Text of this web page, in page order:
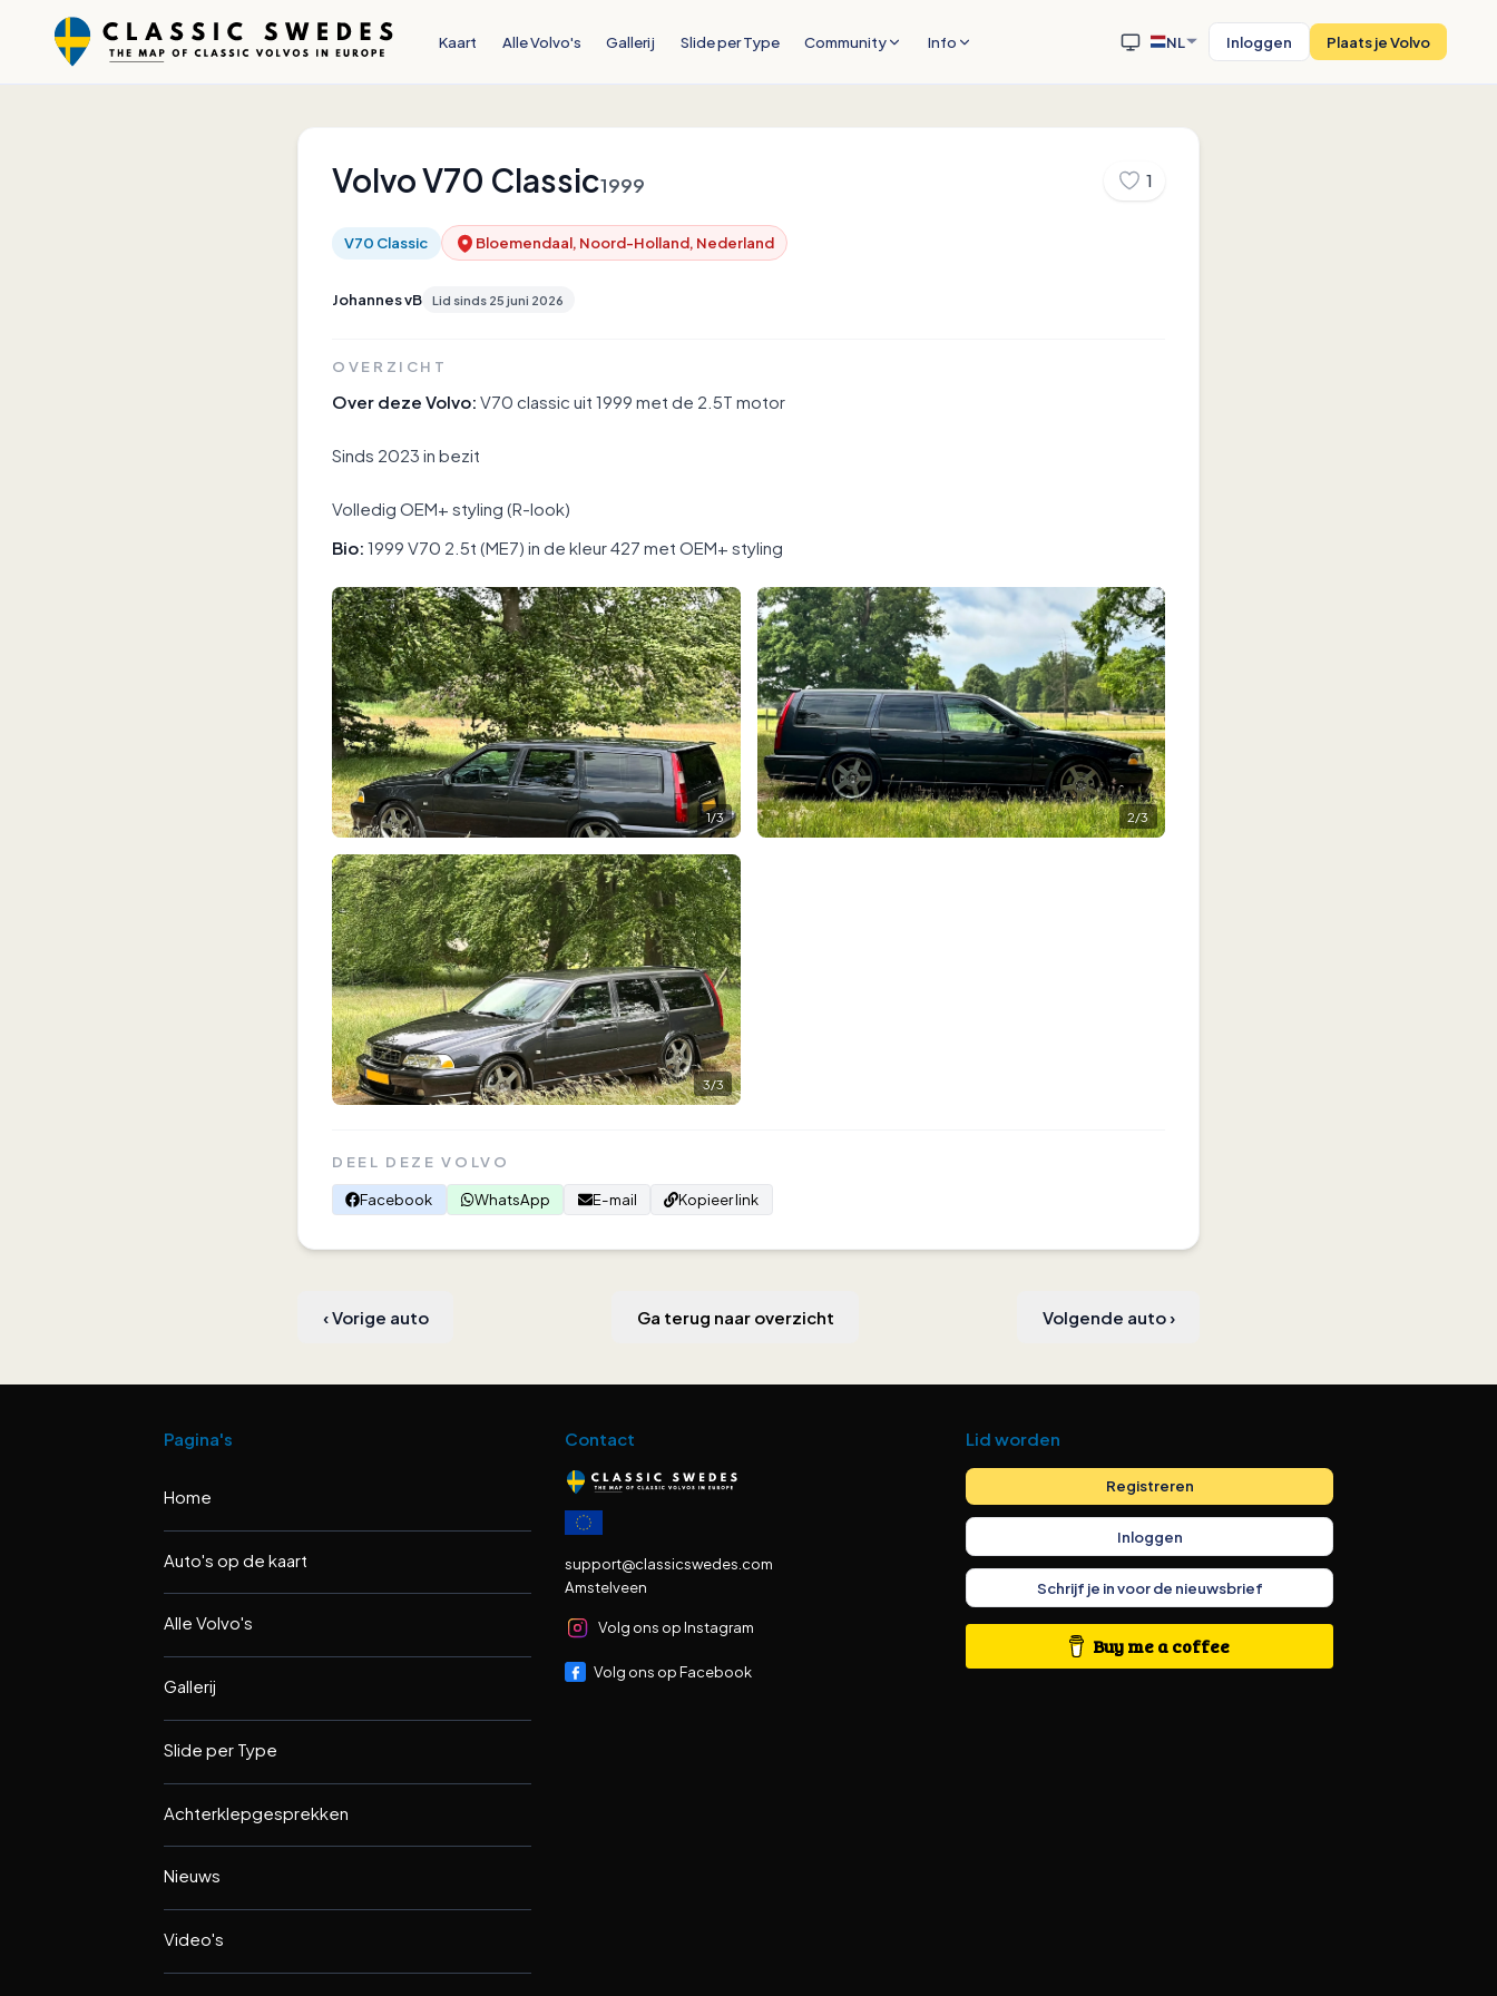
Kaart Alle Volvo's Gallerij Slide per Type Community Info NL Inloggen Plaats je Volvo
VolvoV70 Classic1999 1
V70 Classic Bloemendaal, Noord-Holland, Nederland
Johannes vB Lid sinds 25 juni 2026
OVERZICHT
Over deze Volvo: V70 classic uit 1999 met de 2.5T motor
Sinds 2023 in bezit
Volledig OEM+ styling (R-look)
Bio: 1999 V70 2.5t (ME7) in de kleur 427 met OEM+ styling
1/3 2/3
3/3
DEEL DEZE VOLVO
Facebook
WhatsApp E-mail Kopieer link
‹Vorige auto Ga terug naar overzicht Volgende auto›
Pagina's
Home
Auto's op de kaart
Alle Volvo's
Gallerij
Slide per Type
Achterklepgesprekken
Nieuws
Video's
Contact
support@classicswedes.com
Amstelveen
Volg ons op Instagram
Volg ons op Facebook
Lid worden
Registreren
Inloggen
Schrijf je in voor de nieuwsbrief
Buy me a coffee